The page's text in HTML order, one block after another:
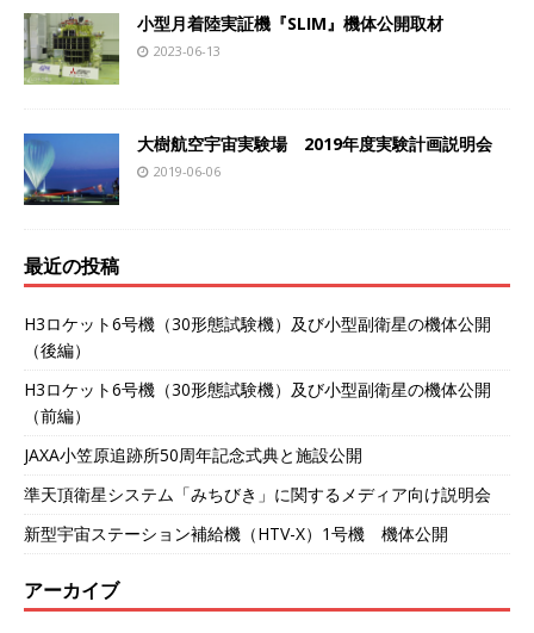
小型月着陸実証機『SLIM』機体公開取材
2023-06-13
大樹航空宇宙実験場 2019年度実験計画説明会
2019-06-06
最近の投稿
H3ロケット6号機（30形態試験機）及び小型副衛星の機体公開
（後編）
H3ロケット6号機（30形態試験機）及び小型副衛星の機体公開
（前編）
JAXA小笠原追跡所50周年記念式典と施設公開
準天頂衛星システム「みちびき」に関するメディア向け説明会
新型宇宙ステーション補給機（HTV-X）1号機 機体公開
アーカイブ